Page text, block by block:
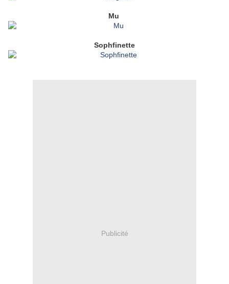
Mu
Sophfinette
Publicité